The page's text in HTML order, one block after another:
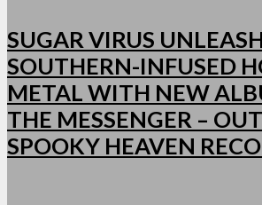
SUGAR VIRUS
SOUTHERN-INFUSED
METAL WITH NEW
THE MESSENGER –
SPOOKY HEAVEN